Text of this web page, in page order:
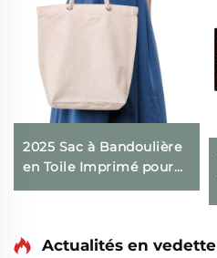
2025 Sac à Bandoulière
en Toile Imprimé pour
Femme, Grande
Transfrontalière et
Actualités en vedette